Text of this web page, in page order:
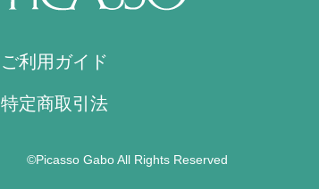
ご利用ガイド
特定商取引法
©Picasso Gabo All Rights Reserved